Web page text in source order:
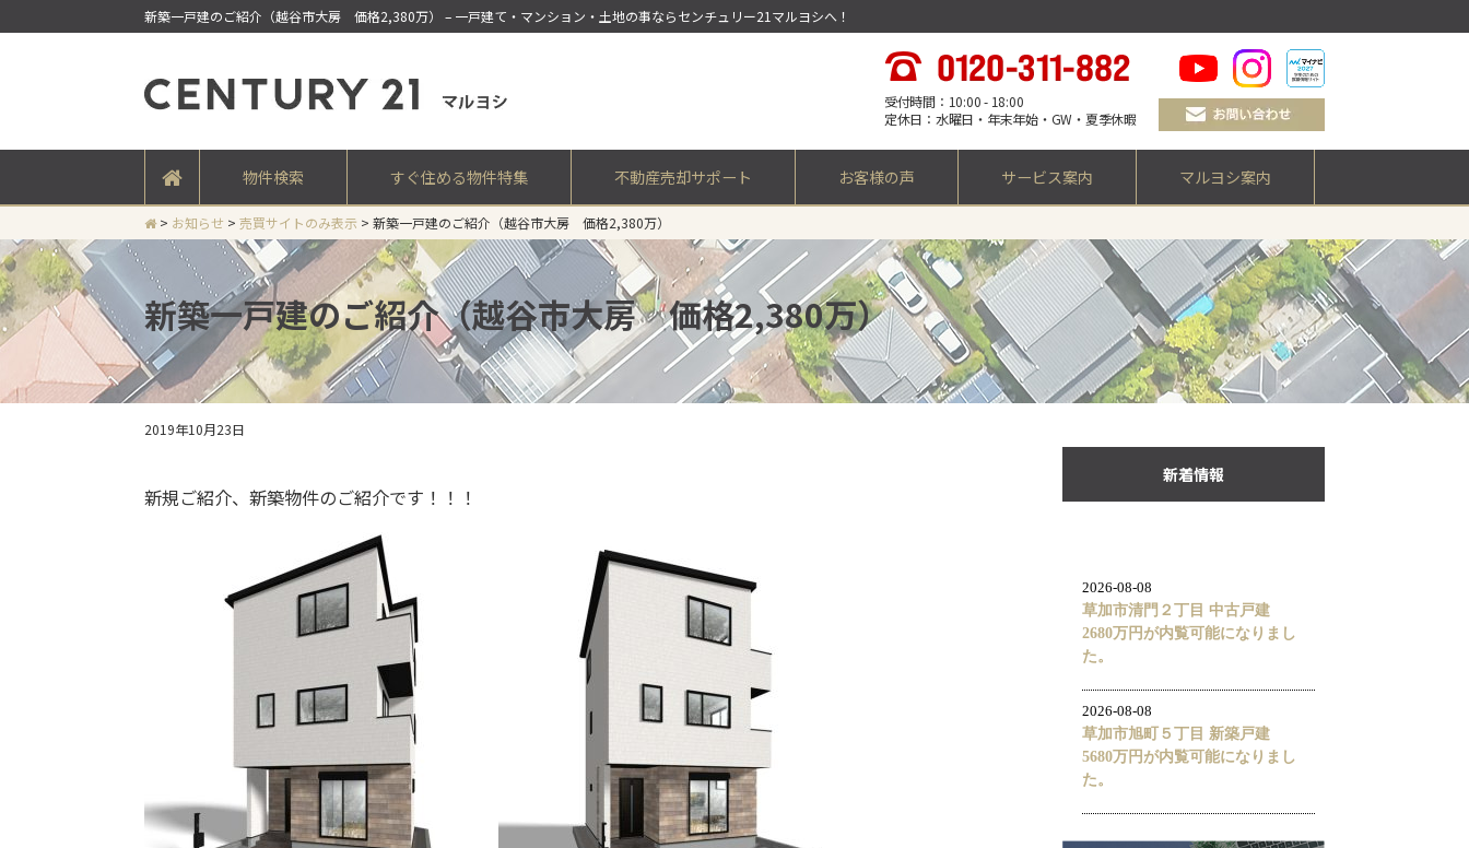
新築一戸建のご紹介（越谷市大房 価格2,380万） – 一戸建て・マンション・土地の事ならセンチュリー21マルヨシへ！
受付時間：10:00 - 18:00
定休日：水曜日・年末年始・GW・夏季休暇
物件検索 すぐ住める物件特集 不動産売却サポート お客様の声 サービス案内 マルヨシ案内
> お知らせ > 売買サイトのみ表示 > 新築一戸建のご紹介（越谷市大房 価格2,380万）
新築一戸建のご紹介（越谷市大房 価格2,380万）
2019年10月23日
新規ご紹介、新築物件のご紹介です！！！
新着情報